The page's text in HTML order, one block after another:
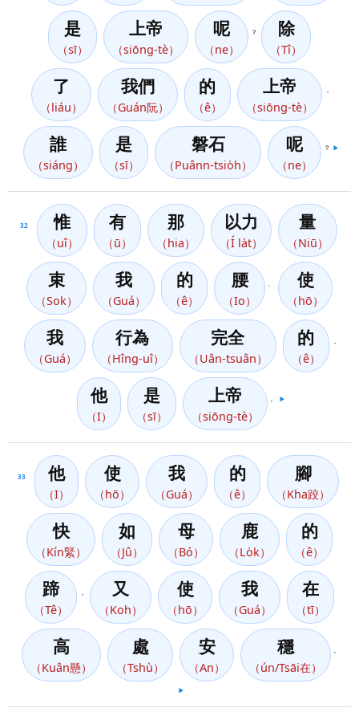
是
（sī）
上帝
（siōng-tè）
呢
（ne）
？ 除
（Tî）
了
（liáu）
我們
（Guán阮）
的
（ê）
上帝
（siōng-tè）
誰
（siáng）
是
（sī）
磐石
（Puânn-tsio̍h）
呢
（ne）
？ ▶️
32 惟
（uî）
有
（ū）
那
（hia）
以力
（Í la̍t）
量
（Niū）
束
（Sok）
我
（Guá）
的
（ê）
腰
（Io）
使
（hō）
我
（Guá）
行為
（Hîng-uî）
完全
（Uân-tsuân）
的
（ê）
他
（I）
是
（sī）
上帝
（siōng-tè）
▶️
33 他
（I）
使
（hō）
我
（Guá）
的
（ê）
腳
（Kha跤）
快
（Kín緊）
如
（Jû）
母
（Bó）
鹿
（Lo̍k）
的
（ê）
蹄
（Tê）
又
（Koh）
使
（hō）
我
（Guá）
在
（tī）
高
（Kuân懸）
處
（Tshù）
安
（An）
穩
（ún/Tsāi在）
▶️